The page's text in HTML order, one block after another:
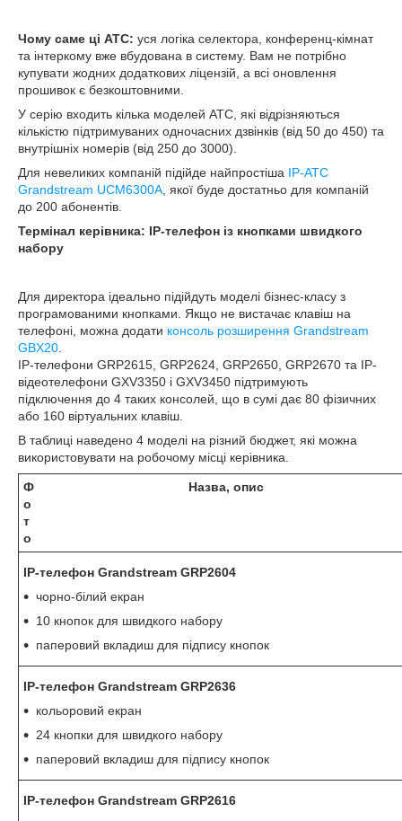
Чому саме ці АТС: уся логіка селектора, конференц‑кімнат
та інтеркому вже вбудована в систему. Вам не потрібно
купувати жодних додаткових ліцензій, а всі оновлення
прошивок є безкоштовними.
У серію входить кілька моделей АТС, які відрізняються
кількістю підтримуваних одночасних дзвінків (від 50 до 450) та
внутрішніх номерів (від 250 до 3000).
Для невеликих компаній підійде найпростіша IP‑АТС
Grandstream UCM6300A , якої буде достатньо для компаній
до 200 абонентів.
Термінал керівника: IP-телефон із кнопками швидкого
набору
Для директора ідеально підійдуть моделі бізнес-класу з
програмованими кнопками. Якщо не вистачає клавіш на
телефоні, можна додати консоль розширення Grandstream
GBX20
IP-телефони GRP2615, GRP2624, GRP2650, GRP2670 та IP-
відеотелефони GXV3350 і GXV3450 підтримують
підключення до 4 таких консолей, що в сумі дає 80 фізичних
або 160 віртуальних клавіш.
В таблиці наведено 4 моделі на різний бюджет, які можна
використовувати на робочому місці керівника.
Ф
о
т
о
Назва, опис
IP-телефон Grandstream GRP2604
чорно-білий екран
10 кнопок для швидкого набору
паперовий вкладиш для підпису кнопок
IP-телефон Grandstream GRP2636
кольоровий екран
24 кнопки для швидкого набору
паперовий вкладиш для підпису кнопок
IP-телефон Grandstream GRP2616